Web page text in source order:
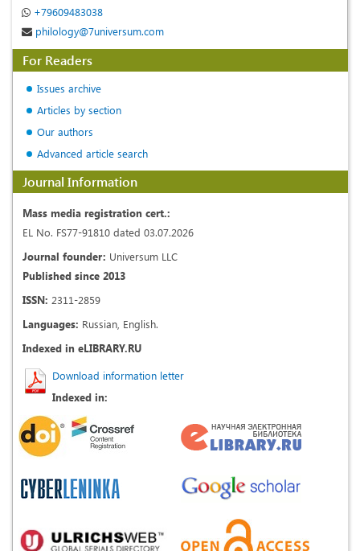
+79609483038
philology@7universum.com
For Readers
Issues archive
Articles by section
Our authors
Advanced article search
Journal Information
Mass media registration cert.:
EL No. FS77-91810 dated 03.07.2026
Journal founder: Universum LLC
Published since 2013
ISSN: 2311-2859
Languages: Russian, English.
Indexed in eLIBRARY.RU
Download information letter
Indexed in: